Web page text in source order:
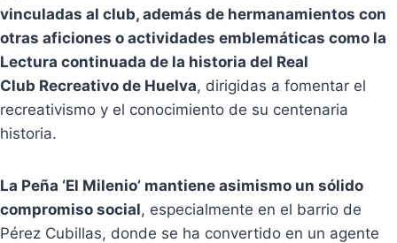
vinculadas al club, además de hermanamientos con
otras aficiones o actividades emblemáticas como la
Lectura continuada de la historia del Real
Club Recreativo de Huelva, dirigidas a fomentar el
recreativismo y el conocimiento de su centenaria
historia.
La Peña ‘El Milenio’ mantiene asimismo un sólido
compromiso social, especialmente en el barrio de
Pérez Cubillas, donde se ha convertido en un agente